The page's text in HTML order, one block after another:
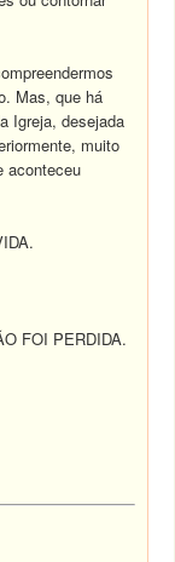
Mas, que há
Igreja, desejada
muito
aconteceu
FOI PERDIDA.